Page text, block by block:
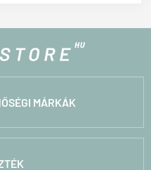
MÁRKÁK